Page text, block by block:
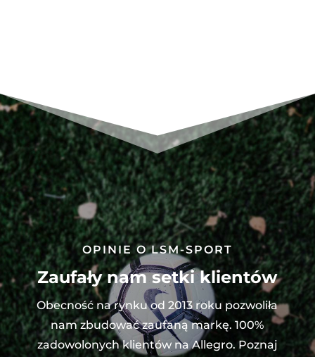
OPINIE O LSM-SPORT
Zaufały nam setki klientów
Obecność na rynku od 2013 roku pozwoliła
nam zbudować zaufaną markę. 100%
zadowolonych klientów na Allegro. Poznaj